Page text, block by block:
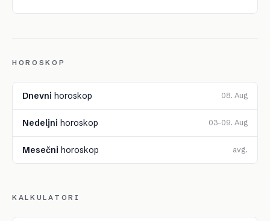
HOROSKOP
Dnevni horoskop 08. Aug
Nedeljni horoskop 03–09. Aug
Mesečni horoskop avg.
KALKULATORI